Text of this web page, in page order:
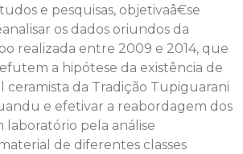
e pesquisas, objetivaâ€se
os dados oriundos da
realizada entre 2009 e 2014, que
a hipótese da existência de
ceramista da Tradição Tupiguarani
e efetivar a reabordagem dos
laboratório pela análise
de diferentes classes